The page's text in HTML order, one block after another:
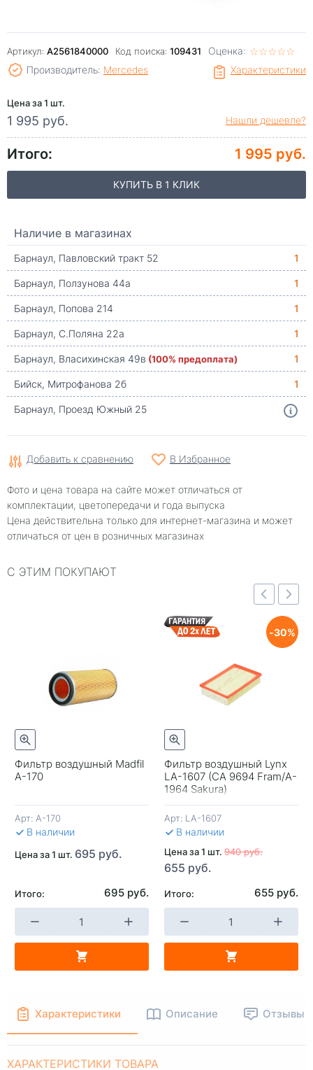
Артикул: A2561840000 Код поиска: 109431 Оценка: ☆☆☆☆☆
★★★★★
Характеристики
Производитель: Mercedes
Цена за 1 шт.
1 995 руб. Нашли дешевле?
Итого: 1 995 руб.
КУПИТЬ В 1 КЛИК
Наличие в магазинах
Барнаул, Павловский тракт 52
1
Барнаул, Ползунова 44а
1
Барнаул, Попова 214
1
Барнаул, С.Поляна 22а
1
Барнаул, Власихинская 49в (100% предоплата)
1
Бийск, Митрофанова 2б
1
Барнаул, Проезд Южный 25
Добавить к сравнению В Избранное
Фото и цена товара на сайте может отличаться от
комплектации, цветопередачи и года выпуска
Цена действительна только для интернет-магазина и может
отличаться от цен в розничных магазинах
С ЭТИМ ПОКУПАЮТ
Фильтр воздушный Madfil
A-170
Арт: A-170
В наличии
Цена за 1 шт. 695 руб.
Итого: 695 руб.
Фильтр воздушный Lynx
LA-1607 (CA 9694 Fram/A-
1964 Sakura)
30
Арт: LA-1607
В наличии
Цена за 1 шт. 940 руб.
655 руб.
Итого: 655 руб.
КОРЗИНУ
+
В КОРЗИНУ
Быстрый просмотр
Характеристики Описание Отзывы
ХАРАКТЕРИСТИКИ ТОВАРА